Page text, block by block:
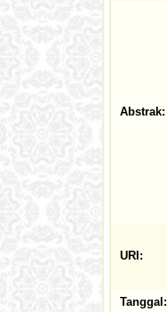
Abstrak:
URI:
Tanggal: